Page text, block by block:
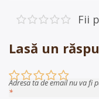
Fii
Lasă un
Adresa ta de email nu va fi
*